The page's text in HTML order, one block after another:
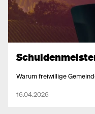
Warum freiwillige
16.04.2026